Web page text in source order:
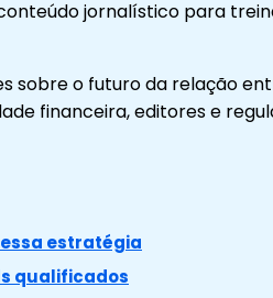
jornalístico para
sobre o futuro da relação
financeira, editores e
essa estratégia
qualificados